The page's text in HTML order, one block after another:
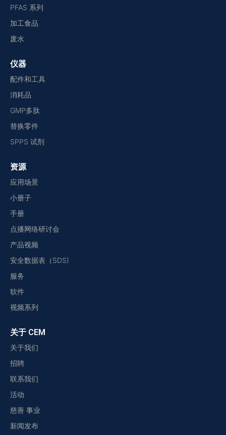
PFAS 系列
加工食品
废水
仪器
配件和工具
消耗品
GMP多肽
替换零件
SPPS 试剂
资源
应用场景
小册子
手册
点播网络研讨会
产品视频
安全数据表（SDS)
服务
软件
视频系列
关于 CEM
关于我们
招聘
联系我们
活动
慈善 事业
新闻发布